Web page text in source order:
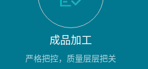
成品加工
严格把控，质量层层把关